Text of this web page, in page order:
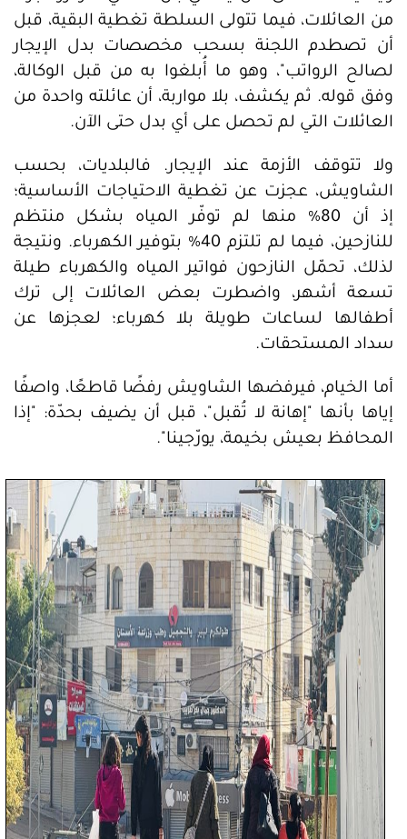
من العائلات، فيما تتولى السلطة تغطية البقية، قبل
أن تصطدم اللجنة بسحب مخصصات بدل الإيجار
لصالح الرواتب"، وهو ما أُبلغوا به من قبل الوكالة،
وفق قوله. ثم يكشف، بلا مواربة، أن عائلته واحدة من
العائلات التي لم تحصل على أي بدل حتى الآن.
ولا تتوقف الأزمة عند الإيجار. فالبلديات، بحسب
الشاويش، عجزت عن تغطية الاحتياجات الأساسية؛
إذ أن 80% منها لم توفّر المياه بشكل منتظم
للنازحين، فيما لم تلتزم 40% بتوفير الكهرباء. ونتيجة
لذلك، تحمّل النازحون فواتير المياه والكهرباء طيلة
تسعة أشهر، واضطرت بعض العائلات إلى ترك
أطفالها لساعات طويلة بلا كهرباء؛ لعجزها عن
سداد المستحقات.
أما الخيام، فيرفضها الشاويش رفضًا قاطعًا، واصفًا
إياها بأنها "إهانة لا تُقبل"، قبل أن يضيف بحدّة: "إذا
المحافظ بعيش بخيمة، يورّجينا".